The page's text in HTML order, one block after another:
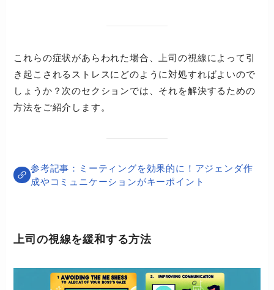
これらの症状があらわれた場合、上司の視線によって引
き起こされるストレスにどのように対処すればよいので
しょうか？次のセクションでは、それを解決するための
方法をご紹介します。
ミーティングを効果的に！アジェンダ作
成やコミュニケーションがキーポイント
上司の視線を緩和する方法